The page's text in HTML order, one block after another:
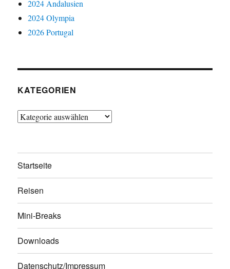
2024 Andalusien
2024 Olympia
2026 Portugal
KATEGORIEN
Kategorien
Startseite
Reisen
Mini-Breaks
Downloads
Datenschutz/Impressum